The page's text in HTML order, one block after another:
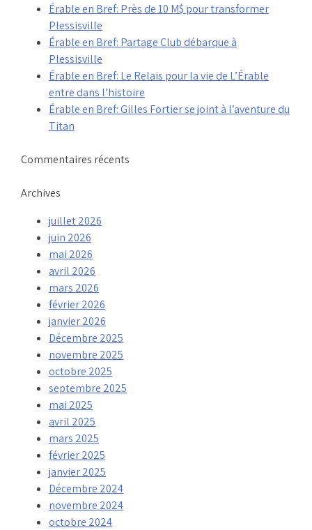
Érable en Bref: Près de 10 M$ pour transformer
Plessisville
Érable en Bref: Partage Club débarque à
Plessisville
Érable en Bref: Le Relais pour la vie de L’Érable
entre dans l’histoire
Érable en Bref: Gilles Fortier se joint à l’aventure du
Titan
Commentaires récents
Archives
juillet 2026
juin 2026
mai 2026
avril 2026
mars 2026
février 2026
janvier 2026
Décembre 2025
novembre 2025
octobre 2025
septembre 2025
mai 2025
avril 2025
mars 2025
février 2025
janvier 2025
Décembre 2024
novembre 2024
octobre 2024